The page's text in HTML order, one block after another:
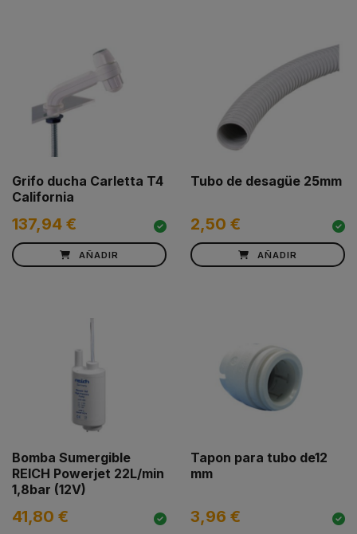
Grifo ducha Carletta T4
California
137,94 €
AÑADIR
Tubo de desagüe 25mm
2,50 €
AÑADIR
Bomba Sumergible
REICH Powerjet 22L/min
1,8bar (12V)
41,80 €
Tapon para tubo de12
mm
3,96 €